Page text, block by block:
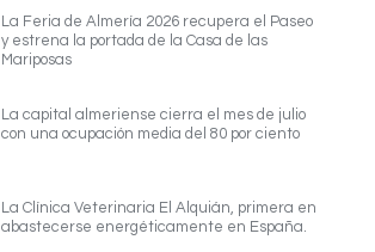
La Feria de Almería 2026 recupera el Paseo
y estrena la portada de la Casa de las
Mariposas
La capital almeriense cierra el mes de julio
con una ocupación media del 80 por ciento
La Clínica Veterinaria El Alquián, primera en
abastecerse energéticamente en España.